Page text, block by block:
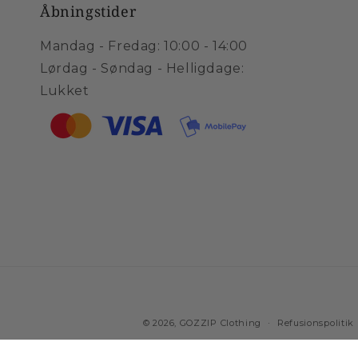
Åbningstider
Mandag - Fredag: 10:00 - 14:00
Lørdag - Søndag - Helligdage:
Lukket
© 2026, GOZZIP Clothing Refusionspolitik